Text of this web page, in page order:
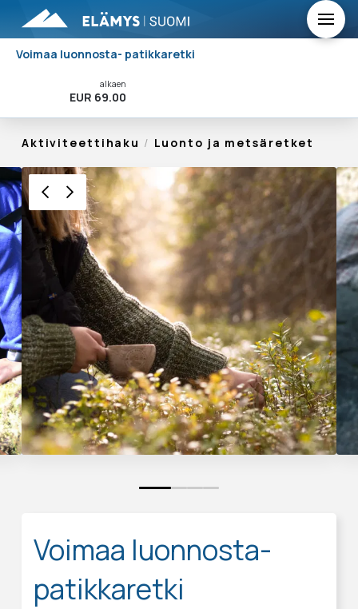
Voimaa luonnosta- patikkaretki
alkaen
EUR 69.00
Aktiviteettihaku / Luonto ja metsäretket
0 1 2 3
Voimaa luonnosta-
patikkaretki